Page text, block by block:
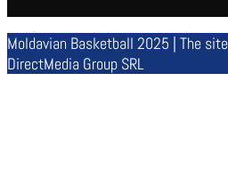
Moldavian Basketball 2025 | The
DirectMedia Group SRL